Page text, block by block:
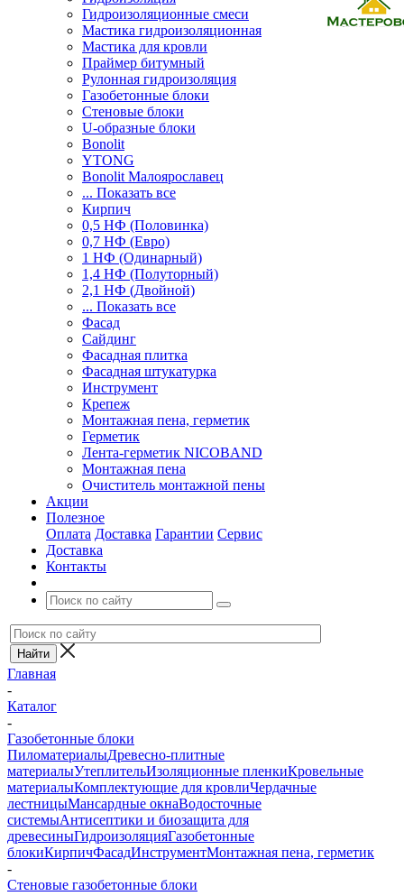
Гидроизоляционные смеси
Мастика гидроизоляционная
Мастика для кровли
Праймер битумный
Рулонная гидроизоляция
Газобетонные блоки
Стеновые блоки
U-образные блоки
Bonolit
YTONG
Bonolit Малоярославец
... Показать все
Кирпич
0,5 НФ (Половинка)
0,7 НФ (Евро)
1 НФ (Одинарный)
1,4 НФ (Полуторный)
2,1 НФ (Двойной)
... Показать все
Фасад
Сайдинг
Фасадная плитка
Фасадная штукатурка
Инструмент
Крепеж
Монтажная пена, герметик
Герметик
Лента-герметик NICOBAND
Монтажная пена
Очиститель монтажной пены
Акции
Полезное
Оплата Доставка Гарантии Сервис
Доставка
Контакты
Главная
-
Каталог
-
Газобетонные блоки
ПиломатериалыДревесно-плитные
материалыУтеплительИзоляционные пленкиКровельные
материалыКомплектующие для кровлиЧердачные
лестницыМансардные окнаВодосточные
системыАнтисептики и биозащита для
древесиныГидроизоляцияГазобетонные
блокиКирпичФасадИнструментМонтажная пена, герметик
-
Стеновые газобетонные блоки